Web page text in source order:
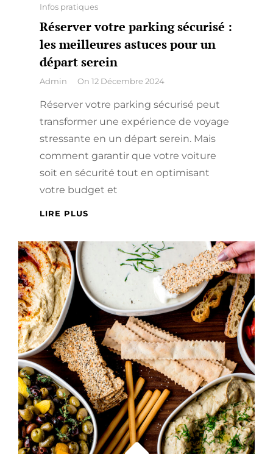
Categories
Infos pratiques
Réserver votre parking sécurisé :
les meilleures astuces pour un
départ serein
By
Admin On 12 Décembre 2024
Réserver votre parking sécurisé peut
transformer une expérience de voyage
stressante en un départ serein. Mais
comment garantir que votre voiture
soit en sécurité tout en optimisant
votre budget et
LIRE PLUS
SÉCURISÉ
MEILLEURES
ASTUCES
POUR
UN
DÉPART
SEREIN